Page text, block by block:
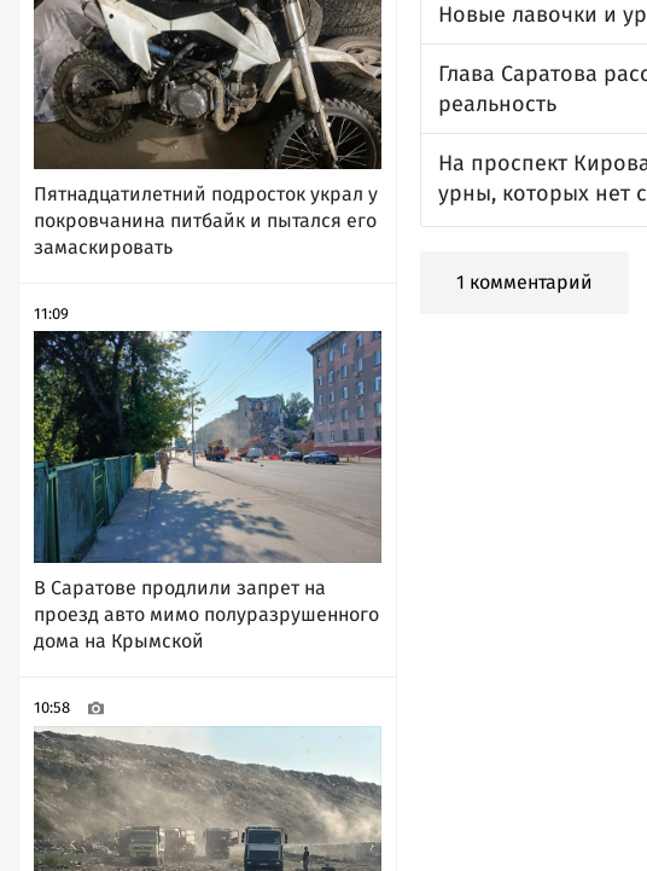
Пятнадцатилетний подросток украл у
покровчанина питбайк и пытался его
замаскировать
11:09
В Саратове продлили запрет на
проезд авто мимо полуразрушенного
дома на Крымской
10:58
Новые лавочки и
Глава Саратова
реальность
На проспект
урны, которых нет
1 комментарий